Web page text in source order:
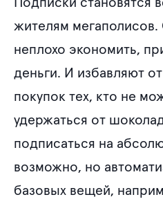
жителям
неплохо экономить,
деньги. И избавляют
покупок тех, кто не
удержаться от
подписаться на
возможно, но
базовых вещей,